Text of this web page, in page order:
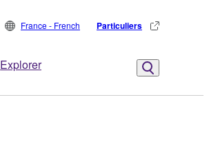
Explorer
France - French Particuliers